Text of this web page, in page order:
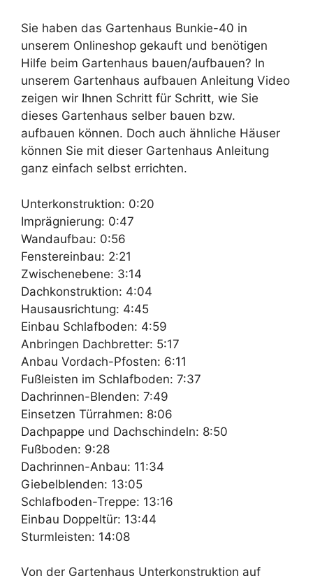
Sie haben das Gartenhaus Bunkie-40 in
unserem Onlineshop gekauft und benötigen
Hilfe beim Gartenhaus bauen/aufbauen? In
unserem Gartenhaus aufbauen Anleitung Video
zeigen wir Ihnen Schritt für Schritt, wie Sie
dieses Gartenhaus selber bauen bzw.
aufbauen können. Doch auch ähnliche Häuser
können Sie mit dieser Gartenhaus Anleitung
ganz einfach selbst errichten.
Unterkonstruktion: 0:20
Imprägnierung: 0:47
Wandaufbau: 0:56
Fenstereinbau: 2:21
Zwischenebene: 3:14
Dachkonstruktion: 4:04
Hausausrichtung: 4:45
Einbau Schlafboden: 4:59
Anbringen Dachbretter: 5:17
Anbau Vordach-Pfosten: 6:11
Fußleisten im Schlafboden: 7:37
Dachrinnen-Blenden: 7:49
Einsetzen Türrahmen: 8:06
Dachpappe und Dachschindeln: 8:50
Fußboden: 9:28
Dachrinnen-Anbau: 11:34
Giebelblenden: 13:05
Schlafboden-Treppe: 13:16
Einbau Doppeltür: 13:44
Sturmleisten: 14:08
Von der Gartenhaus Unterkonstruktion auf